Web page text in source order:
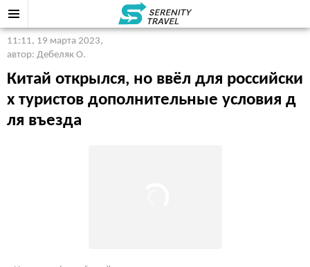
11:11, 19 марта 2023,
автор: Дебеляк О.
Китай открылся, но ввёл для российски
х туристов дополнительные условия д
ля въезда